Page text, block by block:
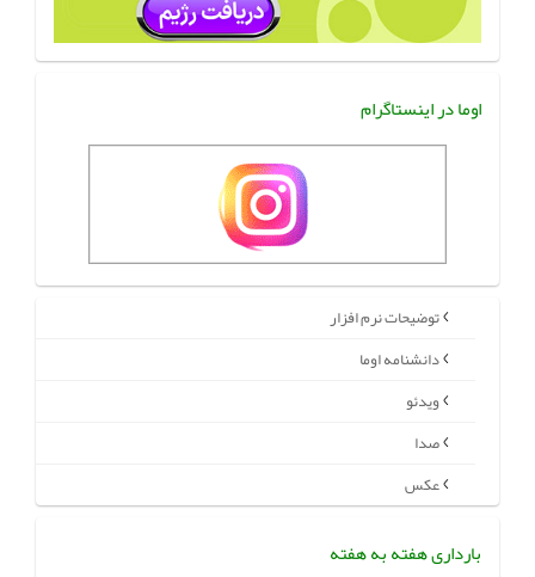
اوما در اینستاگرام
توضیحات نرم افزار
دانشنامه اوما
ویدئو
صدا
عکس
بارداری هفته به هفته